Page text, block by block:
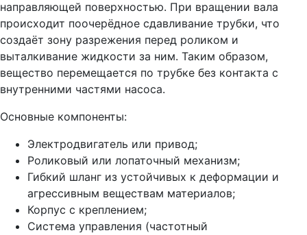
направляющей поверхностью. При вращении вала
происходит поочерёдное сдавливание трубки, что
создаёт зону разрежения перед роликом и
выталкивание жидкости за ним. Таким образом,
вещество перемещается по трубке без контакта с
внутренними частями насоса.
Основные компоненты:
Электродвигатель или привод;
Роликовый или лопаточный механизм;
Гибкий шланг из устойчивых к деформации и
агрессивным веществам материалов;
Корпус с креплением;
Система управления (частотный